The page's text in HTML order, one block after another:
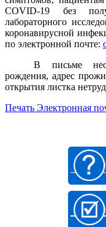
COVID-19 без
лабораторного
коронавирусной
по электронной почте:
В письме
рождения, адрес
открытия листка
Печать Электронная